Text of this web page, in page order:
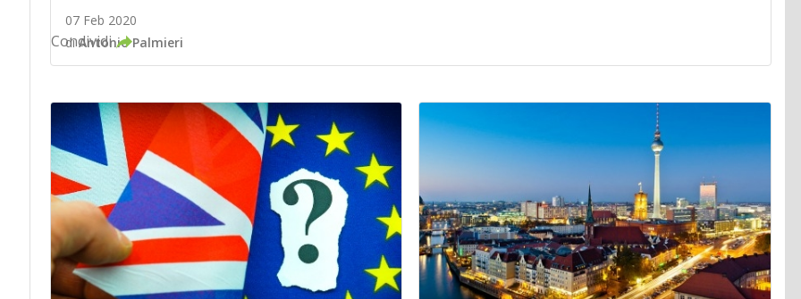
07 Feb 2020
diAntonio Palmieri
Condividi